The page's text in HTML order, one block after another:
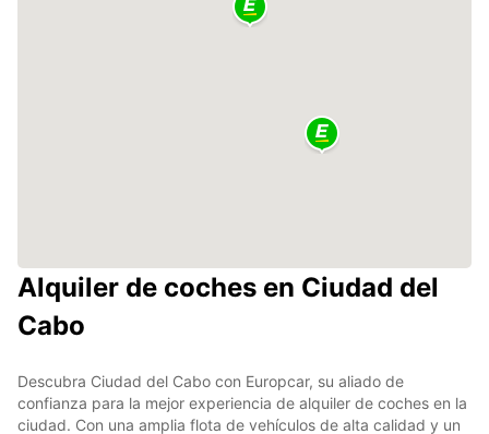
Alquiler de coches en Ciudad del
Cabo
Descubra Ciudad del Cabo con Europcar, su aliado de
confianza para la mejor experiencia de alquiler de coches en la
ciudad. Con una amplia flota de vehículos de alta calidad y un